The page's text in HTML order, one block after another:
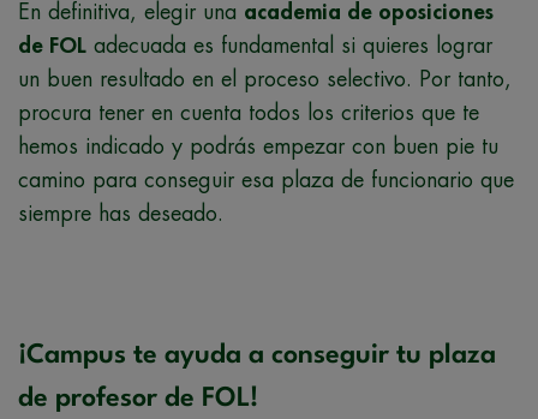
En definitiva, elegir una academia de oposiciones
de FOL adecuada es fundamental si quieres lograr
un buen resultado en el proceso selectivo. Por tanto,
procura tener en cuenta todos los criterios que te
hemos indicado y podrás empezar con buen pie tu
camino para conseguir esa plaza de funcionario que
siempre has deseado.
¡Campus te ayuda a conseguir tu plaza
de profesor de FOL!